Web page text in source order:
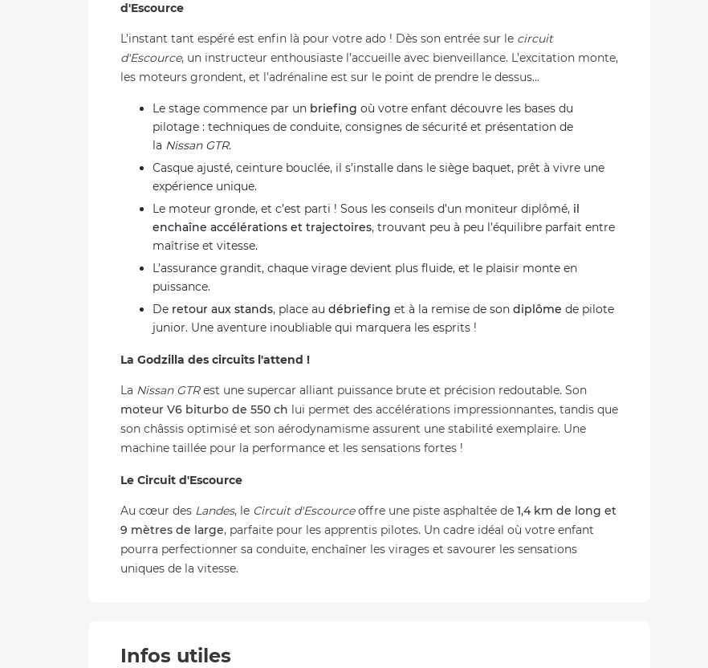
d'Escource
L’instant tant espéré est enfin là pour votre ado ! Dès son entrée sur le circuit
d'Escource, un instructeur enthousiaste l’accueille avec bienveillance. L’excitation monte,
les moteurs grondent, et l’adrénaline est sur le point de prendre le dessus...
Le stage commence par un briefing où votre enfant découvre les bases du
pilotage : techniques de conduite, consignes de sécurité et présentation de
la Nissan GTR.
Casque ajusté, ceinture bouclée, il s’installe dans le siège baquet, prêt à vivre une
expérience unique.
Le moteur gronde, et c’est parti ! Sous les conseils d’un moniteur diplômé, il
enchaîne accélérations et trajectoires, trouvant peu à peu l’équilibre parfait entre
maîtrise et vitesse.
L’assurance grandit, chaque virage devient plus fluide, et le plaisir monte en
puissance.
De retour aux stands, place au débriefing et à la remise de son diplôme de pilote
junior. Une aventure inoubliable qui marquera les esprits !
La Godzilla des circuits l'attend !
La Nissan GTRest une supercar alliant puissance brute et précision redoutable. Son
moteur V6 biturbo de 550 ch lui permet des accélérations impressionnantes, tandis que
son châssis optimisé et son aérodynamisme assurent une stabilité exemplaire. Une
machine taillée pour la performance et les sensations fortes !
Le Circuit d'Escource
Au cœur des Landes, le Circuit d'Escourceoffre une piste asphaltée de 1,4 km de long et
9 mètres de large, parfaite pour les apprentis pilotes. Un cadre idéal où votre enfant
pourra perfectionner sa conduite, enchaîner les virages et savourer les sensations
uniques de la vitesse.
Infos utiles